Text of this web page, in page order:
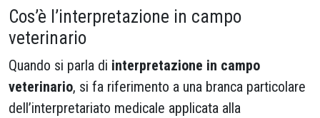
Cos’è l’interpretazione in campo
veterinario
Quando si parla di interpretazione in campo
veterinario, si fa riferimento a una branca particolare
dell’interpretariato medicale applicata alla